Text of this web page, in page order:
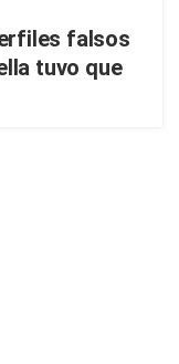
falsos
tuvo que